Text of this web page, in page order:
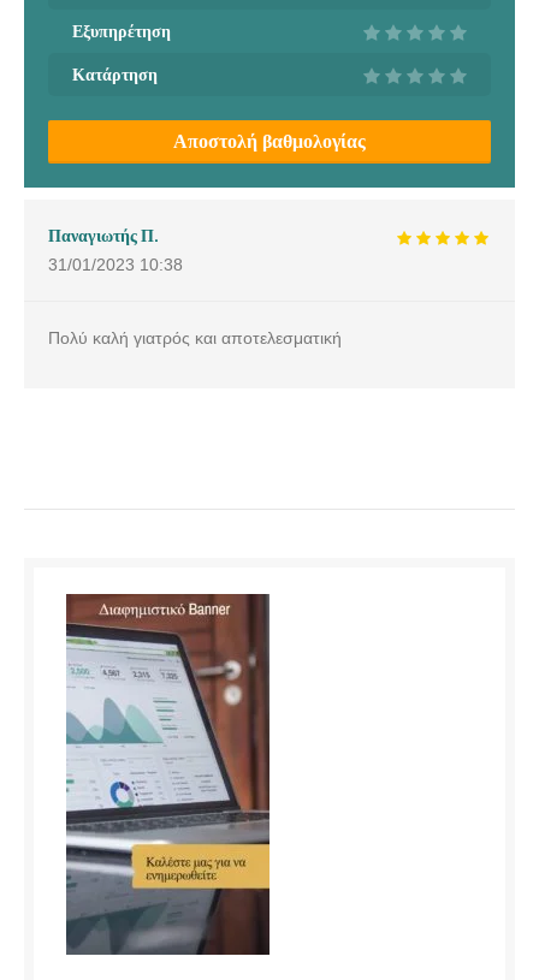
Εξυπηρέτηση
Κατάρτηση
Αποστολή βαθμολογίας
Παναγιωτής Π.
31/01/2023 10:38
Πολύ καλή γιατρός και αποτελεσματική